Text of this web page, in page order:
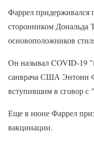
Фаррел придерживался
сторонником Дональда
основоположников
Он называл COVID-19
санврача США Энтони
вступившим в сговор
Еще в июне Фаррел
вакцинации.